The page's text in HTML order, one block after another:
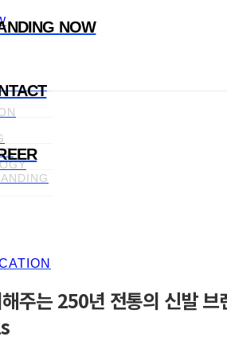
NOW
주는 250년 전통의 신발